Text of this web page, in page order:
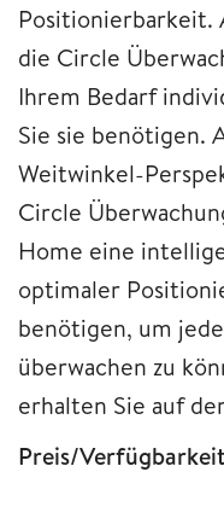
Positionierbarkeit.
die Circle
Ihrem Bedarf
Sie sie benötigen.
Weitwinkel-
Circle
Home eine
optimaler
benötigen, um
überwachen zu
erhalten Sie auf
Preis/Verfügbarkeit